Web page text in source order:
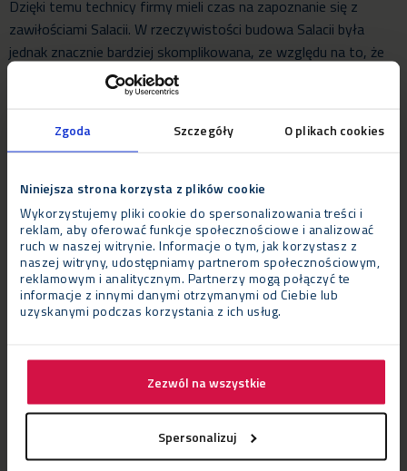
Zgoda Szczegóły O plikach cookies
Niniejsza strona korzysta z plików cookie
Wykorzystujemy pliki cookie do spersonalizowania treści i
reklam, aby oferować funkcje społecznościowe i analizować
ruch w naszej witrynie. Informacje o tym, jak korzystasz z
naszej witryny, udostępniamy partnerom społecznościowym,
reklamowym i analitycznym. Partnerzy mogą połączyć te
informacje z innymi danymi otrzymanymi od Ciebie lub
uzyskanymi podczas korzystania z ich usług.
Zezwól na wszystkie
Spersonalizuj
Dzięki temu technicy firmy mieli czas na zapoznanie się z
zawiłościami Salacii. W rzeczywistości budowa Salacii była
jednak znacznie bardziej skomplikowana, ze względu na to, że
projekt ustawiono na pontonach pływających po jeziorze, w
strefie „Garden of Madness”. Zespołowi 12 najlepszych
przeciągu tygodnia, pokonując wszystkie nieoczekiwane
Zbudowanie pozostałych struktur zajęło kolejny tydzień.
Demontaż wszystkich budynków tymczasowych trwał kolejny
tydzień.
Werdykt
Antoine Eilers, dyrektor działu badań i rozwoju Neptunusa
dodał: „Współpracujemy z zespołem Tomorrowland od wielu lat
projektu był dach, który musiał wytrzymać spore obciążenie, a
Salacia doskonale spełniła wszystkie wymogi.”
Pictures: © Tomorrowland